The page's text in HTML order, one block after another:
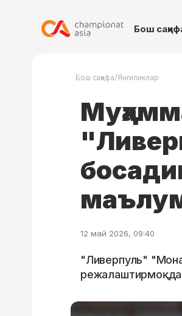
Бош
Бош саҳифа/Янгиликлар
12 май 2026, 09:40
"Ливерпуль"